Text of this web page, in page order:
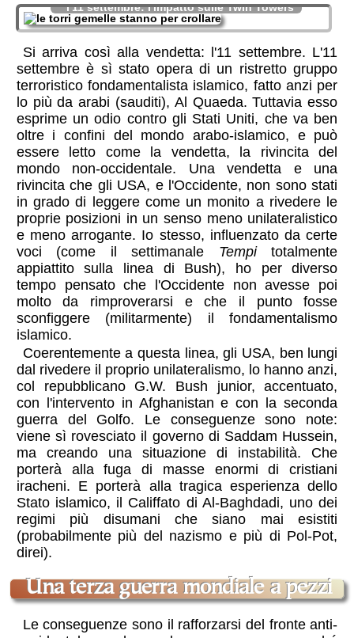
l'11 settembre: l'impatto sulle Twin Towers
Si arriva così alla vendetta: l'11 settembre. L'11
settembre è sì stato opera di un ristretto gruppo
terroristico fondamentalista islamico, fatto anzi per
lo più da arabi (sauditi), Al Quaeda. Tuttavia esso
esprime un odio contro gli Stati Uniti, che va ben
oltre i confini del mondo arabo-islamico, e può
essere letto come la vendetta, la rivincita del
mondo non-occidentale. Una vendetta e una
rivincita che gli USA, e l'Occidente, non sono stati
in grado di leggere come un monito a rivedere le
proprie posizioni in un senso meno unilateralistico
e meno arrogante. Io stesso, influenzato da certe
voci (come il settimanale Tempitotalmente
appiattito sulla linea di Bush), ho per diverso
tempo pensato che l'Occidente non avesse poi
molto da rimproverarsi e che il punto fosse
sconfiggere (militarmente) il fondamentalismo
islamico.
Coerentemente a questa linea, gli USA, ben lungi
dal rivedere il proprio unilateralismo, lo hanno anzi,
col repubblicanoG.W. Bush junior, accentuato,
con l'intervento in Afghanistan e con la seconda
guerra del Golfo. Le conseguenze sono note:
viene sì rovesciato il governo di Saddam Hussein,
ma creando una situazione di instabilità. Che
porterà alla fuga di masse enormi di cristiani
iracheni. E porterà alla tragica esperienza dello
Stato islamico, il Califfato di Al-Baghdadi, uno dei
regimi più disumani che siano mai esistiti
(probabilmente più del nazismo e più di Pol-Pot,
direi).
una terza guerra mondiale a pezzi
Le conseguenze sono il rafforzarsi del fronte anti-